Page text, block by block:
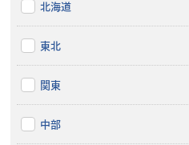
北海道
東北
関東
中部